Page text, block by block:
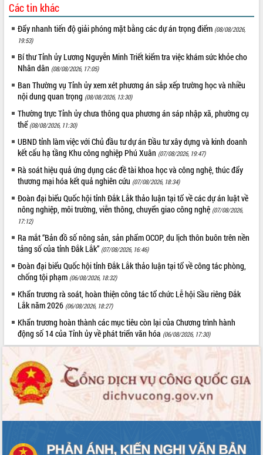
Kết nối tour, đẩy mạnh chuyển đổi số
để phát triển du lịch Đắk Lắk
Khởi động Dự án Đầu tư xây dựng hạ
tầng kỹ thuật Cụm công nghiệp Tân
Tiến
Gặp mặt các cơ quan báo chí nhân Kỷ
niệm 101 năm Ngày Báo chí Cách
mạng Việt Nam
Đắk Lắk sơ kết 4 năm triển khai thực
hiện Đề án 06 của Chính phủ
Họp báo thông tin về Hội nghị Công bố
Quy hoạch và Xúc tiến đầu tư tỉnh Đắk
Khơi thông điểm nghẽn, đẩy nhanh
giải ngân vốn khắc phục thiên tai
HĐND tỉnh thông qua điều chỉnh Quy
hoạch tỉnh thời kỳ 2021-2030
Hội thảo góp ý hồ sơ điều chỉnh quy
hoạch tỉnh Đắk Lắk thời kỳ 2021-2030,
tầm nhìn đến năm 2050
Nâng cao hiệu quả hoạt động của các
doanh nghiệp nhà nước
Hội nghị triển khai kết nối mạng
truyền số liệu chuyên dùng phục vụ cơ
quan Đảng, Nhà nước
Lễ phát động chuỗi hoạt động chung
tay làm sạch môi trường
Xã Ea Kar bước chuyển mình trong
công tác cải cách hành chính mô hình
mới
UBND tỉnh họp báo định kỳ tháng 4
năm 2026
Hội thảo khoa học “Giải pháp thúc đẩy
Đắk Lắk”
Các tin khác
Đẩy nhanh tiến độ giải phóng mặt bằng các dự án trọng điểm (08/08/2026,
19:53)
Bí thư Tỉnh ủy Lương Nguyễn Minh Triết kiểm tra việc khám sức khỏe cho
Nhân dân (08/08/2026, 17:05)
Ban Thường vụ Tỉnh ủy xem xét phương án sắp xếp trường học và nhiều
nội dung quan trọng (08/08/2026, 13:30)
Thường trực Tỉnh ủy chưa thông qua phương án sáp nhập xã, phường cụ
thể (08/08/2026, 11:30)
UBND tỉnh làm việc với Chủ đầu tư dự án Đầu tư xây dựng và kinh doanh
kết cấu hạ tầng Khu công nghiệp Phú Xuân (07/08/2026, 19:47)
Rà soát hiệu quả ứng dụng các đề tài khoa học và công nghệ, thúc đẩy
thương mại hóa kết quả nghiên cứu (07/08/2026, 18:34)
Đoàn đại biểu Quốc hội tỉnh Đắk Lắk thảo luận tại tổ về các dự án luật về
nông nghiệp, môi trường, viễn thông, chuyển giao công nghệ (07/08/2026,
17:12)
Ra mắt “Bản đồ số nông sản, sản phẩm OCOP, du lịch thôn buôn trên nền
tảng số của tỉnh Đắk Lắk” (07/08/2026, 16:46)
Đoàn đại biểu Quốc hội tỉnh Đắk Lắk thảo luận tại tổ về công tác phòng,
chống tội phạm (06/08/2026, 18:32)
Khẩn trương rà soát, hoàn thiện công tác tổ chức Lễ hội Sầu riêng Đắk
Lắk năm 2026 (06/08/2026, 18:27)
Khẩn trương hoàn thành các mục tiêu còn lại của Chương trình hành
động số 14 của Tỉnh ủy về phát triển văn hóa (06/08/2026, 17:30)